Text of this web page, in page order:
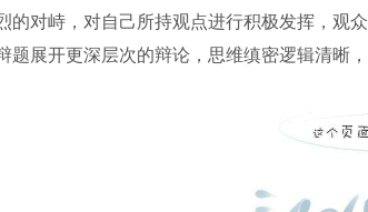
的对峙，对自己所持观点进行积极发挥，观
题展开更深层次的辩论，思维缜密逻辑清晰